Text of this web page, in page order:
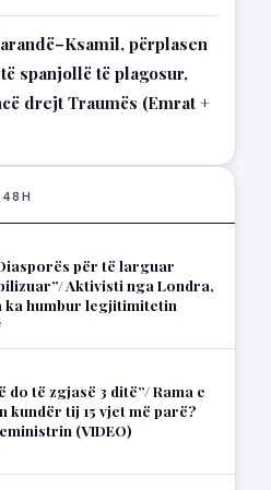
përplasen
spanjollë të plagosur,
drejt Traumës (Emrat +
për të larguar
Aktivisti nga Londra,
ka humbur legjitimitetin
do të zgjasë 3 ditë”/ Rama e
tij 15 vjet më parë?
(VIDEO)